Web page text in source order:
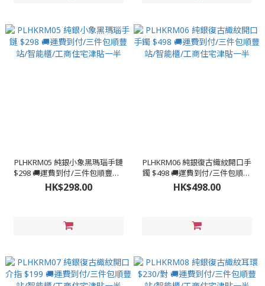
PLHKRM05 純銀小象黑瑪瑙手鏈
$298 🚚運費到付/三件包順豐站/
智能櫃/工商住宅津貼一半
HK$298.00
PLHKRM06 純銀復古織紋開口手
鐲 $498 🚚運費到付/三件包順豐
站/智能櫃/工商住宅津貼一半
HK$498.00